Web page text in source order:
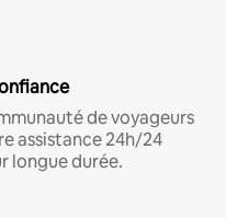
de voyageurs
assistance 24h/24
longue durée.